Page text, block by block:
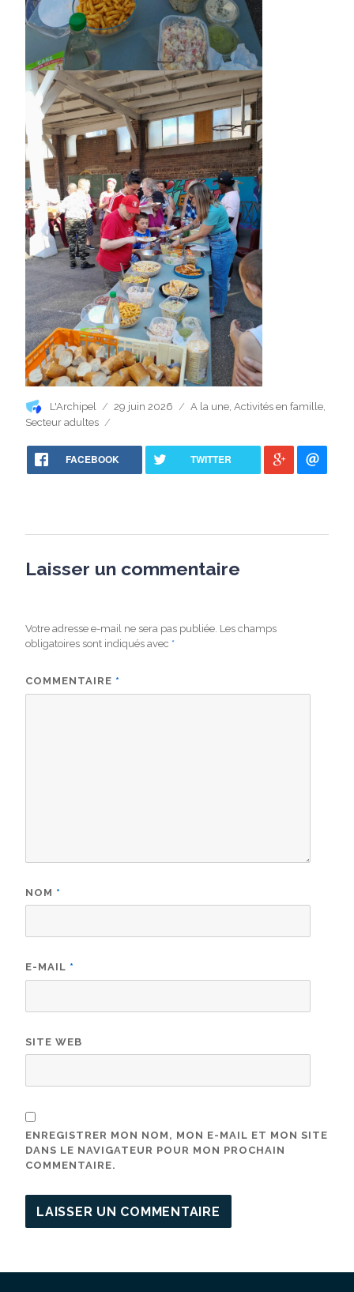
Auteur
L'Archipel
Publié
29 juin 2026 Catégories
A la une, Activités en famille,
Secteur adultes
FACEBOOK TWITTER
Laisser un commentaire
Votre adresse e-mail ne sera pas publiée. Les champs
obligatoires sont indiqués avec *
COMMENTAIRE *
NOM *
E-MAIL *
SITE WEB
ENREGISTRER MON NOM, MON E-MAIL ET MON SITE
DANS LE NAVIGATEUR POUR MON PROCHAIN
COMMENTAIRE.